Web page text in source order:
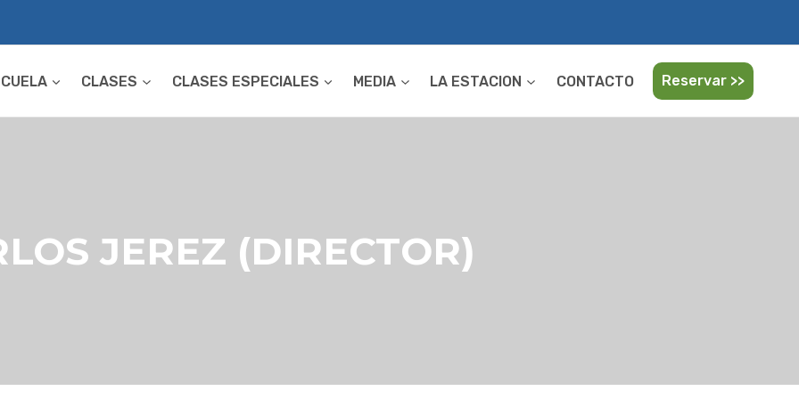
CLASES CLASES ESPECIALES MEDIA LA ESTACION CONTACTO Reservar >>
JEREZ (DIRECTOR)